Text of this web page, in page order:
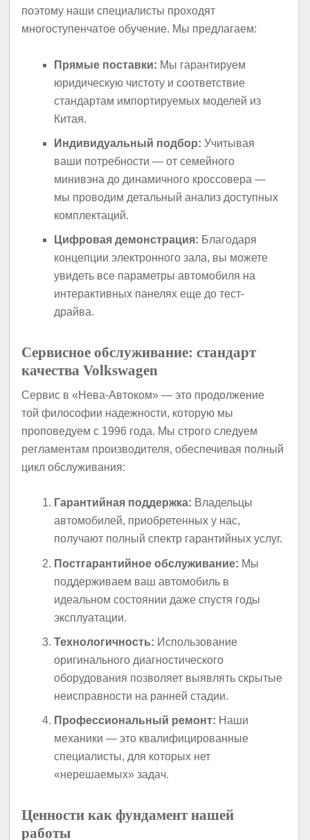
поэтому наши специалисты проходят
многоступенчатое обучение. Мы предлагаем:
Прямые поставки: Мы гарантируем
юридическую чистоту и соответствие
стандартам импортируемых моделей из
Китая.
Индивидуальный подбор: Учитывая
ваши потребности — от семейного
минивэна до динамичного кроссовера —
мы проводим детальный анализ доступных
комплектаций.
Цифровая демонстрация: Благодаря
концепции электронного зала, вы можете
увидеть все параметры автомобиля на
интерактивных панелях еще до тест-
драйва.
Сервисное обслуживание: стандарт
качества Volkswagen
Сервис в «Нева-Автоком» — это продолжение
той философии надежности, которую мы
проповедуем с 1996 года. Мы строго следуем
регламентам производителя, обеспечивая полный
цикл обслуживания:
Гарантийная поддержка: Владельцы
автомобилей, приобретенных у нас,
получают полный спектр гарантийных услуг.
Постгарантийное обслуживание: Мы
поддерживаем ваш автомобиль в
идеальном состоянии даже спустя годы
эксплуатации.
Технологичность: Использование
оригинального диагностического
оборудования позволяет выявлять скрытые
неисправности на ранней стадии.
Профессиональный ремонт: Наши
механики — это квалифицированные
специалисты, для которых нет
«нерешаемых» задач.
Ценности как фундамент нашей
работы